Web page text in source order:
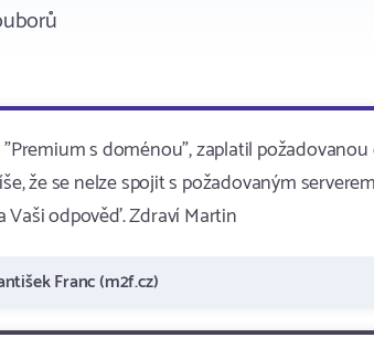
s doménou", zaplatil
že se nelze spojit s požadovaným
Vaši odpověď. Zdraví Martin
Franc (m2f.cz)